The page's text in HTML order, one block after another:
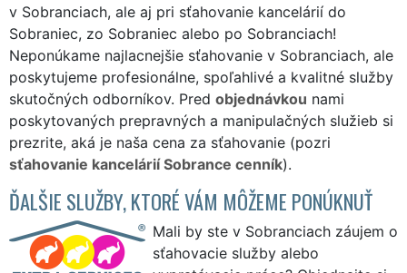
v Sobranciach, ale aj pri sťahovanie kancelárií do
Sobraniec, zo Sobraniec alebo po Sobranciach!
Neponúkame najlacnejšie sťahovanie v Sobranciach, ale
poskytujeme profesionálne, spoľahlivé a kvalitné služby
skutočných odborníkov. Pred objednávkou nami
poskytovaných prepravných a manipulačných služieb si
prezrite, aká je naša cena za sťahovanie (pozri
sťahovanie kancelárií Sobrance cenník).
ĎALŠIE SLUŽBY, KTORÉ VÁM MÔŽEME PONÚKNUŤ
Mali by ste v Sobranciach záujem o
sťahovacie služby alebo